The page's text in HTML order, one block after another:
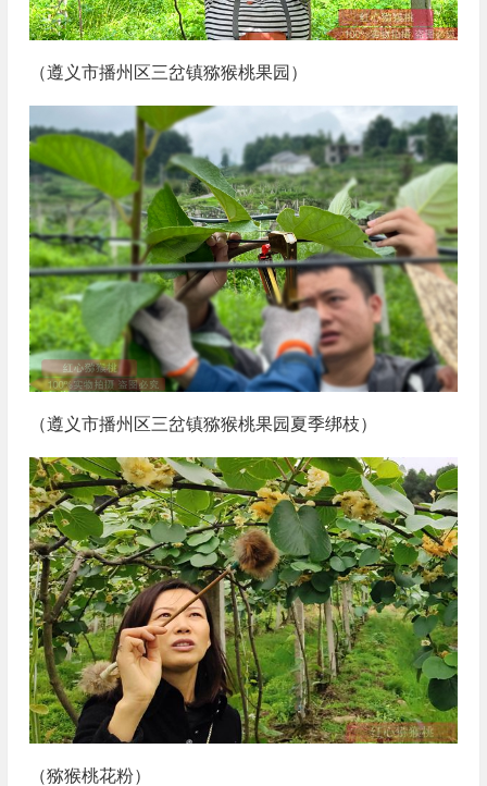
（遵义市播州区三岔镇猕猴桃果园）
（遵义市播州区三岔镇猕猴桃果园夏季绑枝）
（猕猴桃花粉）